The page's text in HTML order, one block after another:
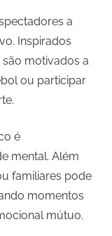
a
Inspirados
motivados a
ou participar
é
mental. Além
familiares pode
momentos
mútuo.